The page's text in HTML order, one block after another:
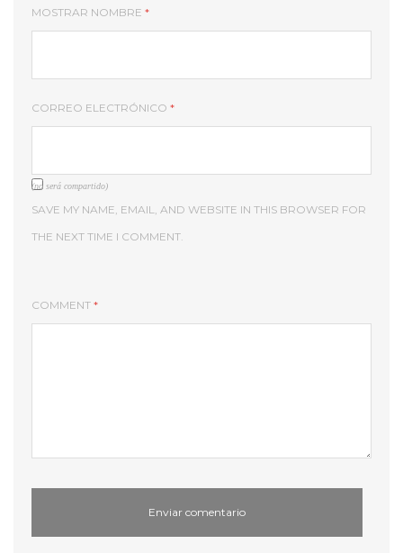
MOSTRAR NOMBRE *
CORREO ELECTRÓNICO *
(no será compartido)
SAVE MY NAME, EMAIL, AND WEBSITE IN THIS BROWSER FOR
THE NEXT TIME I COMMENT.
COMMENT *